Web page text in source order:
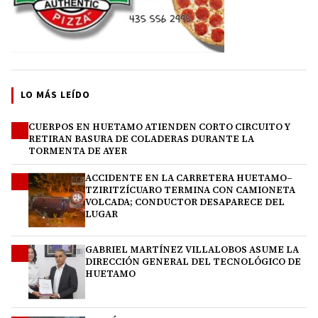
LO MÁS LEÍDO
CUERPOS EN HUETAMO ATIENDEN CORTO CIRCUITO Y
RETIRAN BASURA DE COLADERAS DURANTE LA
TORMENTA DE AYER
ACCIDENTE EN LA CARRETERA HUETAMO–
TZIRITZÍCUARO TERMINA CON CAMIONETA
VOLCADA; CONDUCTOR DESAPARECE DEL
LUGAR
GABRIEL MARTÍNEZ VILLALOBOS ASUME LA
DIRECCIÓN GENERAL DEL TECNOLÓGICO DE
HUETAMO